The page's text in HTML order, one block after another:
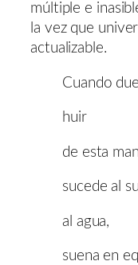
múltiple e
la vez que
actualizable.
Cuando
huir
de esta
sucede al
al agua,
suena en